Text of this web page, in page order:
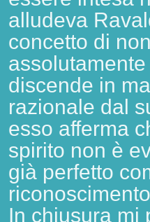
alludeva
concetto di
assolutamente
discende in
razionale dal
esso afferma
spirito non è
già perfetto
In chiusura mi